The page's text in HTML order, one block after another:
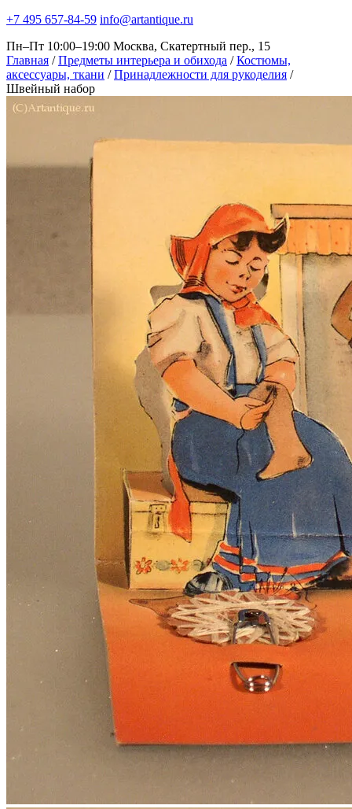
+7 495 657-84-59 info@artantique.ru
Пн–Пт 10:00–19:00 Москва, Скатертный пер., 15
Главная / Предметы интерьера и обихода / Костюмы,
аксессуары, ткани / Принадлежности для рукоделия /
Швейный набор